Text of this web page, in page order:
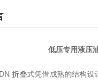
低压专用液压
折叠式凭借成熟的结构